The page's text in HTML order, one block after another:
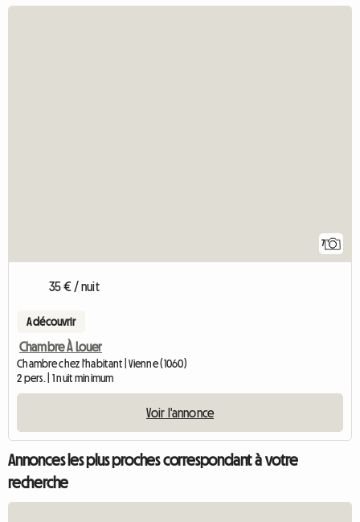
7
35 € / nuit
A découvrir
Chambre À Louer
Chambre chez l'habitant | Vienne (1060)
2 pers. | 1 nuit minimum
Voir l'annonce
Annonces les plus proches correspondant à votre
recherche